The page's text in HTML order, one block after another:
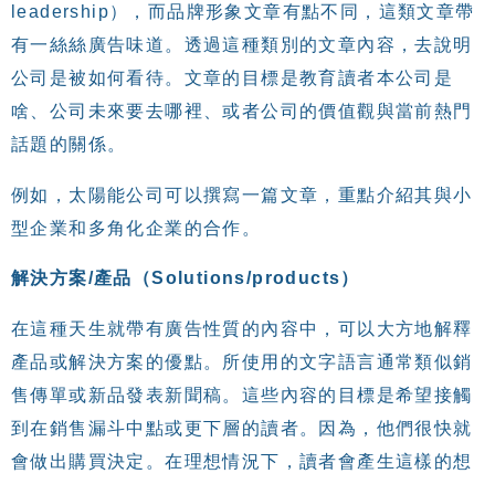
leadership），而品牌形象文章有點不同，這類文章帶
有一絲絲廣告味道。透過這種類別的文章內容，去說明
公司是被如何看待。文章的目標是教育讀者本公司是
啥、公司未來要去哪裡、或者公司的價值觀與當前熱門
話題的關係。
例如，太陽能公司可以撰寫一篇文章，重點介紹其與小
型企業和多角化企業的合作。
解決方案/產品（Solutions/products）
在這種天生就帶有廣告性質的內容中，可以大方地解釋
產品或解決方案的優點。所使用的文字語言通常類似銷
售傳單或新品發表新聞稿。這些內容的目標是希望接觸
到在銷售漏斗中點或更下層的讀者。因為，他們很快就
會做出購買決定。在理想情況下，讀者會產生這樣的想